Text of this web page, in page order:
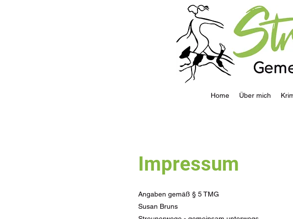
Home Über mich
Impressum
Angaben gemäß § 5 TMG
Susan Bruns